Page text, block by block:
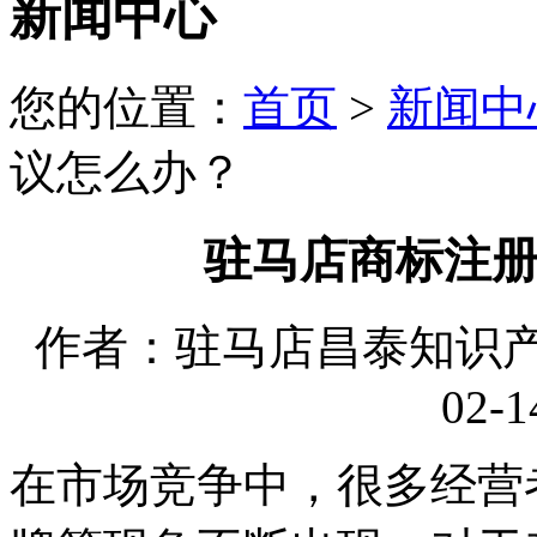
新闻中心
您的位置： 首页 > 新闻
议怎么办？
驻马店商标注
作者：驻马店昌泰知识
02-
在市场竞争中，很多经